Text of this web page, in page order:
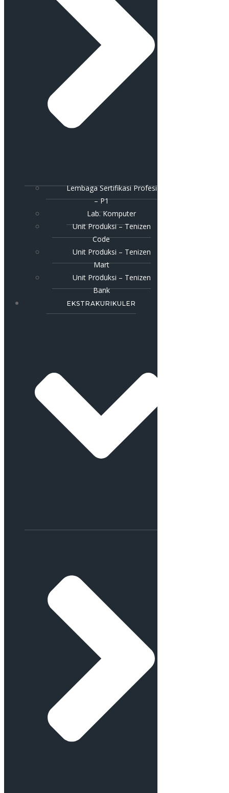
Lembaga Sertifikasi Profesi
– P1
Lab. Komputer
Unit Produksi – Tenizen
Code
Unit Produksi – Tenizen
Mart
Unit Produksi – Tenizen
Bank
EKSTRAKURIKULER